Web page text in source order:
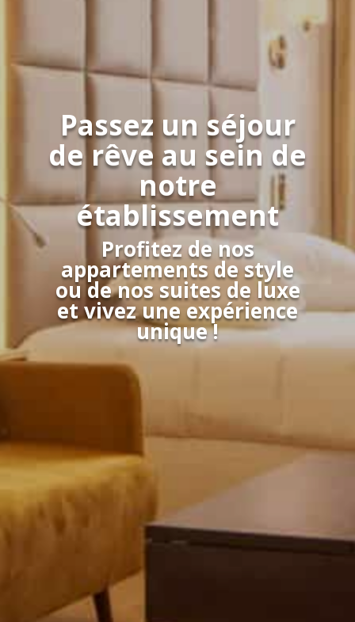
Passez un séjour
de rêve au sein de
notre
établissement
Profitez de nos
appartements de style
ou de nos suites de luxe
et vivez une expérience
unique !